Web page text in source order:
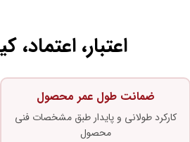
اعتبار،
ضمانت طول عمر محصول
کارکرد طولانی و پایدار طبق مشخصات فنی
محصول